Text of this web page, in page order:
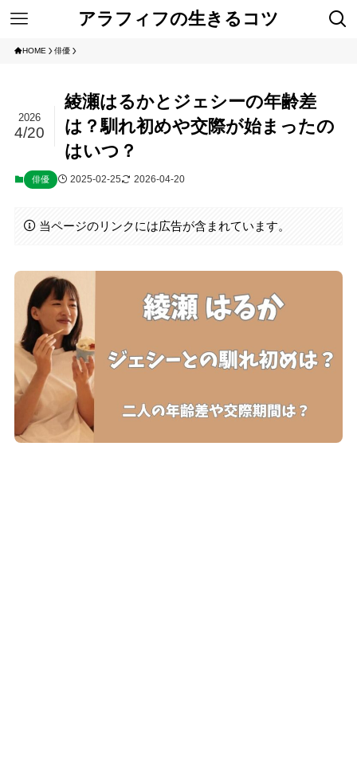
アラフィフの生きるコツ
HOME 俳優
綾瀬はるかとジェシーの年齢差
は？馴れ初めや交際が始まったの
はいつ？
2026
4/20
俳優 2025-02-25 2026-04-20
当ページのリンクには広告が含まれています。